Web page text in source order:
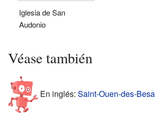
Iglesia de San
Audonio
Véase también
En inglés: Saint-Ouen-des-